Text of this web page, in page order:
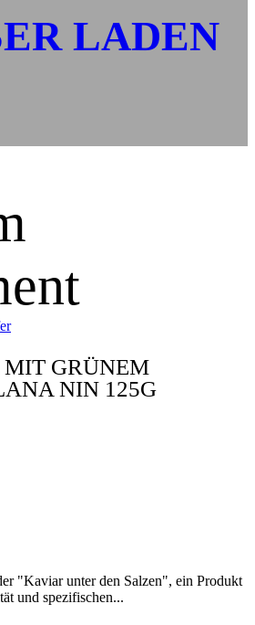
LADEN
GRÜNEM
NIN 125G
"Kaviar unter den Salzen", ein Produkt
und spezifischen...